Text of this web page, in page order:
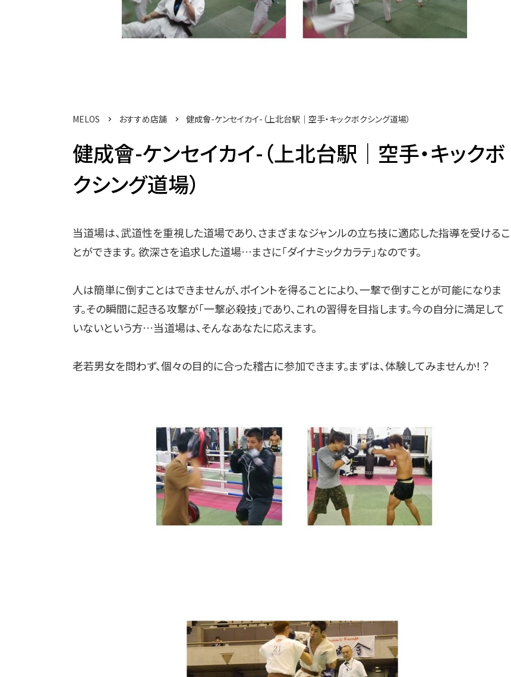
MELOS おすすめ店舗 健成會-ケンセイカイ-（上北台駅｜空手・キックボクシング道場）
健成會-ケンセイカイ-（上北台駅｜空手・キックボ
クシング道場）
当道場は、武道性を重視した道場であり、さまざまなジャンルの立ち技に適応した指導を受けるこ
とができます。 欲深さを追求した道場…まさに「ダイナミックカラテ」なのです。
人は簡単に倒すことはできませんが、ポイントを得ることにより、一撃で倒すことが可能になりま
す。その瞬間に起きる攻撃が「一撃必殺技」であり、これの習得を目指します。今の自分に満足して
いないという方…当道場は、そんなあなたに応えます。
老若男女を問わず、個々の目的に合った稽古に参加できます。まずは、体験してみませんか！？